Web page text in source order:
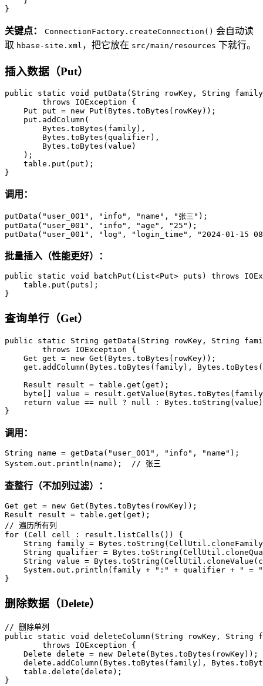
}
关键点： ConnectionFactory.createConnection() 会自动读
取 hbase-site.xml ，把它放在 src/main/resources 下就行。
插入数据（Put）
public static void putData (String rowKey, String
throws IOException {
Put
put = new Put (Bytes.toBytes(rowKey));
    put.addColumn(
        Bytes.toBytes(family),
        Bytes.toBytes(qualifier),
        Bytes.toBytes(value)
    );
    table.put(put);
}
调用：
putData( "user_001" , "info" , "name" , "张三" );
putData( "user_001" , "info" , "age" , "25" );
putData( "user_001" , "log" , "login_time" , "2024-01-15
批量插入（性能更好）：
public static void batchPut (List<Put> puts) throws
    table.put(puts);
}
查询单行（Get）
public static String getData (String rowKey, String
throws IOException {
Get get = new Get (Bytes.toBytes(rowKey));
get.addColumn(Bytes.toBytes(family),
Result
result = table.get(get);
byte [] value =
return value == null ? null
:
}
调用：
String name = getData( "user_001" , "info" , "name" );
System.out.println(name);
// 张三
查整行（不加列过滤）：
Get get = new Get
Result
result =
// 遍历所有列
for (Cell cell : result.listCells()) {
String
family =
String qualifier =
String value =
    System.out.println(family +
":" + qualifier +
" = "
}
删除数据（Delete）
// 删除单列
public
static void deleteColumn (String rowKey,
throws IOException {
Delete delete = new Delete (Bytes.toBytes(rowKey));
delete.addColumn(Bytes.toBytes(family),
    table.delete(delete);
}